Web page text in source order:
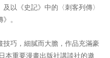
以《史記》中的〈刺客列傳〉
。
巧，細膩而大膽，作品充滿豪
本重要漫畫出版社講談社的邀